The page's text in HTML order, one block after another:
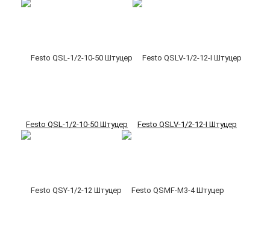
Festo QSL-1/2-10-50 Штуцер Festo QSLV-1/2-12-I Штуцер